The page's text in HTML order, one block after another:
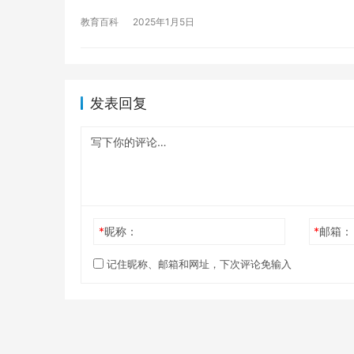
教育百科 2025年1月5日
发表回复
*昵称： *邮箱：
记住昵称、邮箱和网址，下次评论免输入